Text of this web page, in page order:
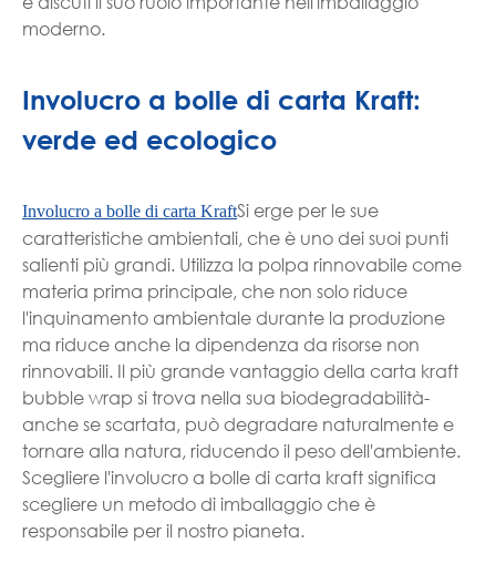
moderno.
Involucro a bolle di carta Kraft:
verde ed ecologico
Involucro a bolle di carta KraftSi erge per le sue
caratteristiche ambientali, che è uno dei suoi punti
salienti più grandi. Utilizza la polpa rinnovabile come
materia prima principale, che non solo riduce
l'inquinamento ambientale durante la produzione
ma riduce anche la dipendenza da risorse non
rinnovabili. Il più grande vantaggio della carta kraft
bubble wrap si trova nella sua biodegradabilità-
anche se scartata, può degradare naturalmente e
tornare alla natura, riducendo il peso dell'ambiente.
Scegliere l'involucro a bolle di carta kraft significa
scegliere un metodo di imballaggio che è
responsabile per il nostro pianeta.